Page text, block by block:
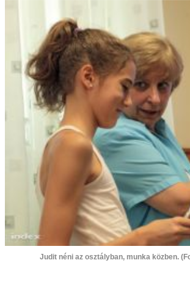
Judit néni az osztályban, munka közben.